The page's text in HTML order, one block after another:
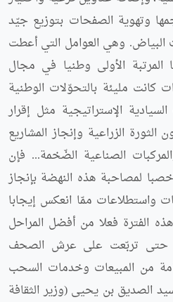
وتهوية الصفحات بتوزيع جيّد
البياض. وهي العوامل التي أعطت
المرتبة الأولى وطنيا في مجال
كانت مليئة بالتحوّلات الوطنية
الإستراتيجية مثل إقرار
الزراعية وإنجاز المشاريع
الصناعية الضّخمة... فإن
لمصاحبة هذه النهضة بإنجاز
واستطلاعات ممّا انعكس إيجابا
الفترة فعلا من أفضل المراحل
حتى تربّعت على عرش الصحف
من المبيعات وخدمات السحب
الصديق بن يحيى (وزير الثقافة